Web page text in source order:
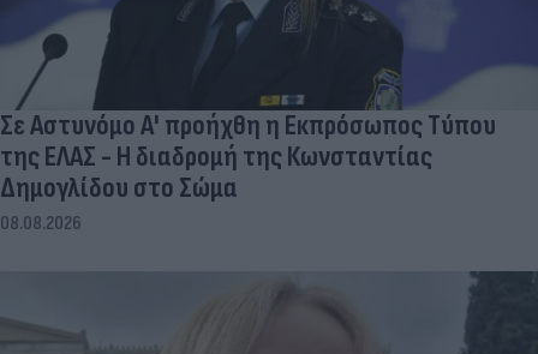
Σε Αστυνόμο Α' προήχθη η Εκπρόσωπος Τύπου
της ΕΛΑΣ - Η διαδρομή της Κωνσταντίας
Δημογλίδου στο Σώμα
08.08.2026